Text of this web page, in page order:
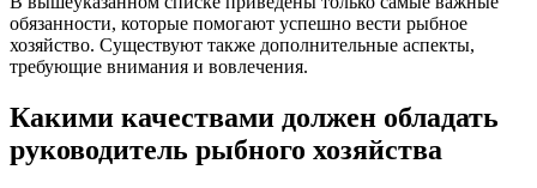
обязанности, которые помогают успешно вести рыбное
хозяйство. Существуют также дополнительные аспекты,
требующие внимания и вовлечения.
Какими качествами должен обладать
руководитель рыбного хозяйства